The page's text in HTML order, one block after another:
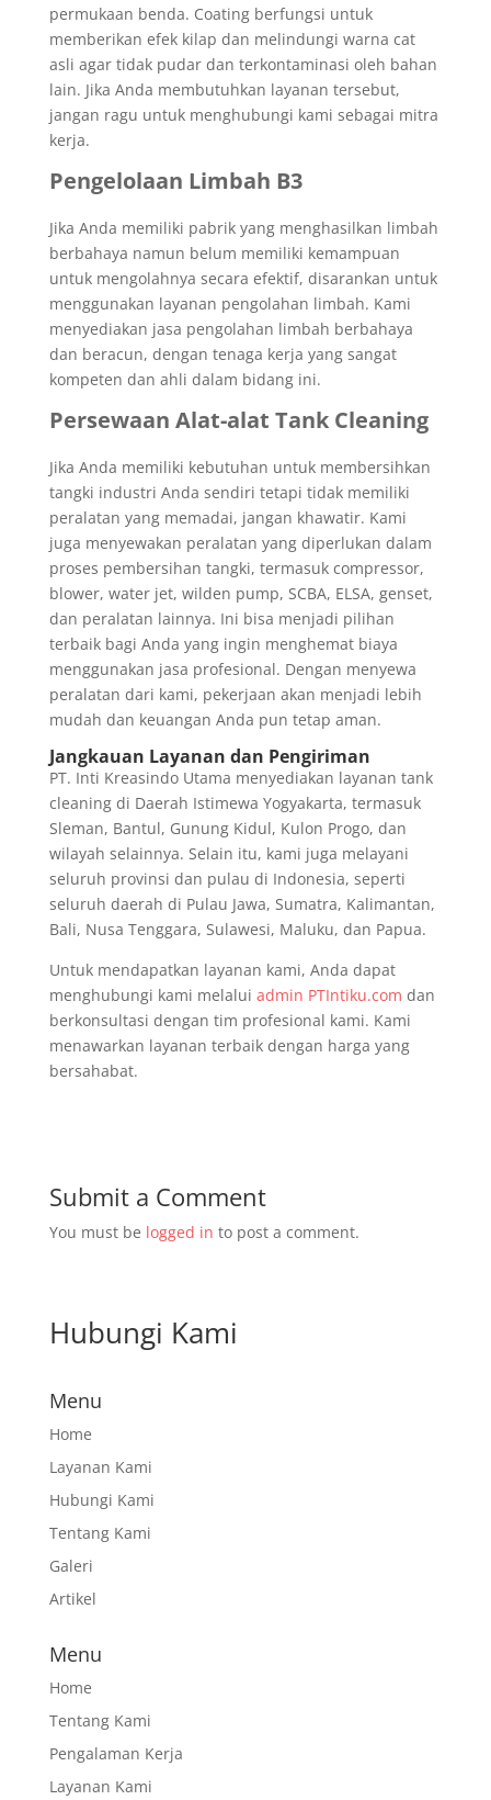
permukaan benda. Coating berfungsi untuk
memberikan efek kilap dan melindungi warna cat
asli agar tidak pudar dan terkontaminasi oleh bahan
lain. Jika Anda membutuhkan layanan tersebut,
jangan ragu untuk menghubungi kami sebagai mitra
kerja.
Pengelolaan Limbah B3
Jika Anda memiliki pabrik yang menghasilkan limbah
berbahaya namun belum memiliki kemampuan
untuk mengolahnya secara efektif, disarankan untuk
menggunakan layanan pengolahan limbah. Kami
menyediakan jasa pengolahan limbah berbahaya
dan beracun, dengan tenaga kerja yang sangat
kompeten dan ahli dalam bidang ini.
Persewaan Alat-alat Tank Cleaning
Jika Anda memiliki kebutuhan untuk membersihkan
tangki industri Anda sendiri tetapi tidak memiliki
peralatan yang memadai, jangan khawatir. Kami
juga menyewakan peralatan yang diperlukan dalam
proses pembersihan tangki, termasuk compressor,
blower, water jet, wilden pump, SCBA, ELSA, genset,
dan peralatan lainnya. Ini bisa menjadi pilihan
terbaik bagi Anda yang ingin menghemat biaya
menggunakan jasa profesional. Dengan menyewa
peralatan dari kami, pekerjaan akan menjadi lebih
mudah dan keuangan Anda pun tetap aman.
Jangkauan Layanan dan Pengiriman
PT. Inti Kreasindo Utama menyediakan layanan tank
cleaning di Daerah Istimewa Yogyakarta, termasuk
Sleman, Bantul, Gunung Kidul, Kulon Progo, dan
wilayah selainnya. Selain itu, kami juga melayani
seluruh provinsi dan pulau di Indonesia, seperti
seluruh daerah di Pulau Jawa, Sumatra, Kalimantan,
Bali, Nusa Tenggara, Sulawesi, Maluku, dan Papua.
Untuk mendapatkan layanan kami, Anda dapat
menghubungi kami melalui admin PTIntiku.com dan
berkonsultasi dengan tim profesional kami. Kami
menawarkan layanan terbaik dengan harga yang
bersahabat.
Submit a Comment
You must be logged in to post a comment.
Hubungi Kami
Menu
Home
Layanan Kami
Hubungi Kami
Tentang Kami
Galeri
Artikel
Menu
Home
Tentang Kami
Pengalaman Kerja
Layanan Kami